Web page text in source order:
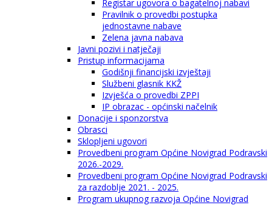
Registar ugovora o bagatelnoj nabavi
Pravilnik o provedbi postupka
jednostavne nabave
Zelena javna nabava
Javni pozivi i natječaji
Pristup informacijama
Godišnji financijski izvještaji
Službeni glasnik KKŽ
Izvješća o provedbi ZPPI
IP obrazac - općinski načelnik
Donacije i sponzorstva
Obrasci
Sklopljeni ugovori
Provedbeni program Općine Novigrad Podravski
2026.-2029.
Provedbeni program Općine Novigrad Podravski
za razdoblje 2021. - 2025.
Program ukupnog razvoja Općine Novigrad